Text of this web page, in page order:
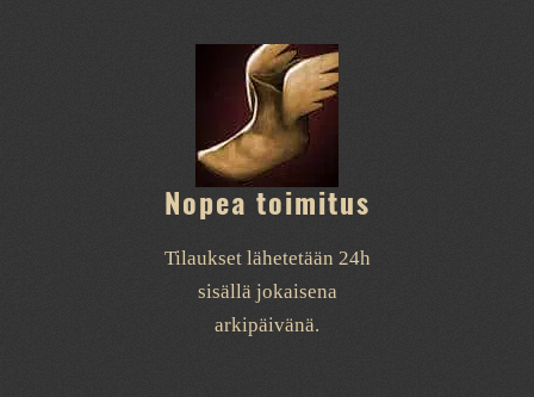
Nopea toimitus
Tilaukset lähetetään 24h
sisällä jokaisena
arkipäivänä.